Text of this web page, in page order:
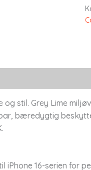
og stil. Grey Lime
bæredygtig
iPhone 16-serien for